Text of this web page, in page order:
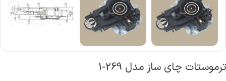
ترموستات چای ساز مدل 269-1